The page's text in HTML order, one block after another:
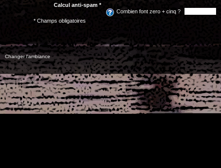
Calcul anti-spam *
Combien font zero + cinq ?
* Champs obligatoires
Changer l'ambiance